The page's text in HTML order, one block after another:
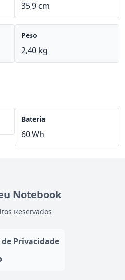
35,9 cm
Peso
2,40 kg
Bateria
60 Wh
Notebook
Reservados
Privacidade